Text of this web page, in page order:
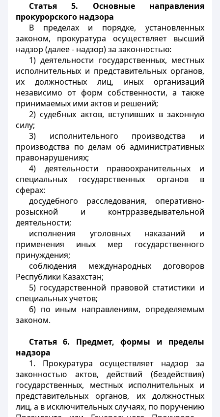
Статья 5. Основные направления
прокурорского надзора
В пределах и порядке, установленных
законом, прокуратура осуществляет высший
надзор (далее - надзор) за законностью:
1) деятельности государственных, местных
исполнительных и представительных органов,
их должностных лиц, иных организаций
независимо от форм собственности, а также
принимаемых ими актов и решений;
2) судебных актов, вступивших в законную
силу;
3) исполнительного производства и
производства по делам об административных
правонарушениях;
4) деятельности правоохранительных и
специальных государственных органов в
сферах:
досудебного расследования, оперативно-
розыскной и контрразведывательной
деятельности;
исполнения уголовных наказаний и
применения иных мер государственного
принуждения;
соблюдения международных договоров
Республики Казахстан;
5) государственной правовой статистики и
специальных учетов;
6) по иным направлениям, определяемым
законом.
Статья 6. Предмет, формы и пределы
надзора
1. Прокуратура осуществляет надзор за
законностью актов, действий (бездействия)
государственных, местных исполнительных и
представительных органов, их должностных
лиц, а в исключительных случаях, по поручению